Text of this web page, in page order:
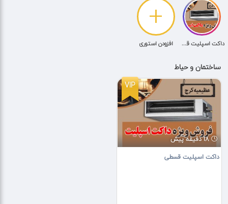
داکت اسپلیت قسطی
+
افزودن استوری
ساختمان و حیاط
VIP
18 دقیقه پیش
داکت اسپلیت قسطی